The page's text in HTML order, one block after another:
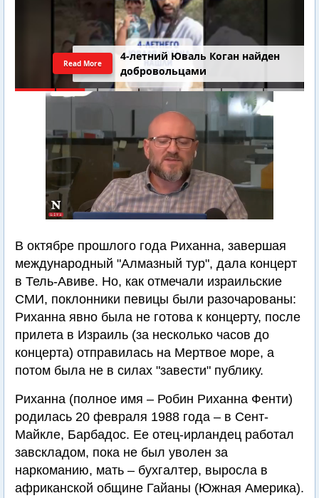
4-летний Юваль Коган найден
добровольцами
Read More
В октябре прошлого года Риханна, завершая
международный "Алмазный тур", дала концерт
в Тель-Авиве. Но, как отмечали израильские
СМИ, поклонники певицы были разочарованы:
Риханна явно была не готова к концерту, после
прилета в Израиль (за несколько часов до
концерта) отправилась на Мертвое море, а
потом была не в силах "завести" публику.
Риханна (полное имя – Робин Риханна Фенти)
родилась 20 февраля 1988 года – в Сент-
Майкле, Барбадос. Ее отец-ирландец работал
завскладом, пока не был уволен за
наркоманию, мать – бухгалтер, выросла в
африканской общине Гайаны (Южная Америка).